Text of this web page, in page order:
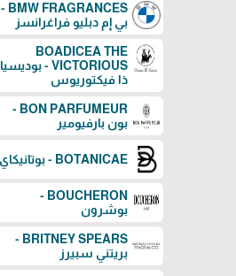
BMW FRAGRANCES -
بي إم دبليو فراغرانسز
BOADICEA THE
VICTORIOUS - بوديسيا
ذا فيكتوريوس
BON PARFUMEUR -
بون بارفيومير
BOTANICAE - بوتانيكاي
BOUCHERON -
بوشرون
BRITNEY SPEARS -
بريتني سبيرز